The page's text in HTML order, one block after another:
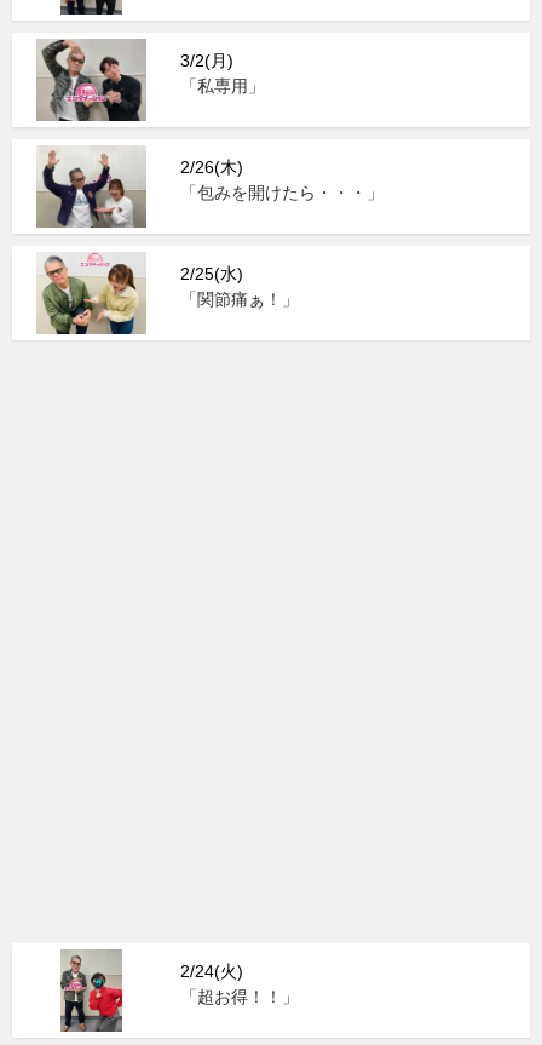
3/2(月)
「私専用」
2/26(木)
「包みを開けたら・・・」
2/25(水)
「関節痛ぁ！」
2/24(火)
「超お得！！」